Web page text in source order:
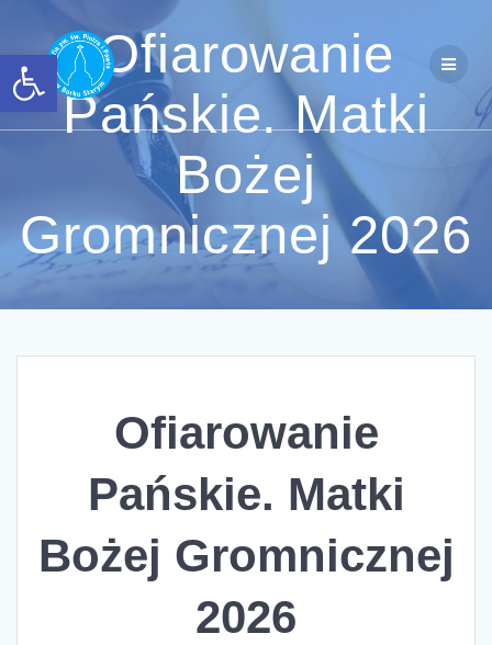
treści
Ofiarowanie
Pańskie. Matki
Bożej
Gromnicznej 2026
Ofiarowanie
Pańskie. Matki
Bożej Gromnicznej
2026
Otwórz pasek narzędzi